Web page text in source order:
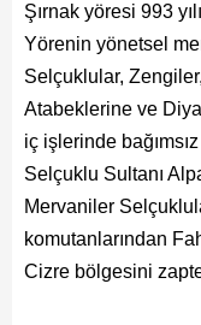
Tamamlanan
Devam Eden Projeler
Planlanan Projeler
Haberler
Genel
Şırnak yöresi 993
Yörenin yönetsel
Selçuklular,
Atabeklerine ve
iç işlerinde
Selçuklu Sultanı
Mervaniler
komutanlarından
Cizre bölgesini